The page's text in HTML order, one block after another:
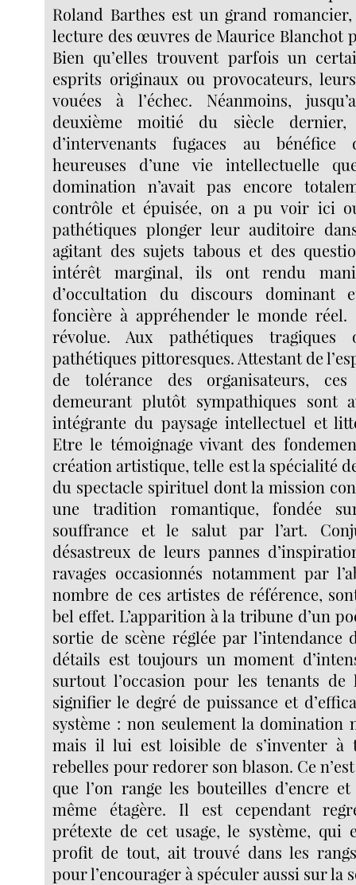
Roland Barthes est un grand
lecture des œuvres de Maurice Blanchot
Bien qu’elles trouvent parfois un
esprits originaux ou provocateurs,
vouées à l’échec. Néanmoins,
deuxième moitié du siècle
d’intervenants fugaces au bénéfice
heureuses d’une vie intellectuelle
domination n’avait pas encore
contrôle et épuisée, on a pu voir ici
pathétiques plonger leur auditoire
agitant des sujets tabous et des
intérêt marginal, ils ont rendu
d’occultation du discours dominant
foncière à appréhender le monde réel.
révolue. Aux pathétiques tragiques
pathétiques pittoresques. Attestant de
de tolérance des organisateurs, ces
demeurant plutôt sympathiques sont
intégrante du paysage intellectuel et
Etre le témoignage vivant des
création artistique, telle est la spécialité
du spectacle spirituel dont la mission
une tradition romantique, fondée
souffrance et le salut par l’art.
désastreux de leurs pannes
ravages occasionnés notamment par
nombre de ces artistes de référence,
bel effet. L’apparition à la tribune d’un
sortie de scène réglée par l’intendance
détails est toujours un moment
surtout l’occasion pour les tenants
signifier le degré de puissance et
système : non seulement la domination
mais il lui est loisible de s’inventer à
rebelles pour redorer son blason. Ce
que l’on range les bouteilles d’encre
même étagère. Il est cependant
prétexte de cet usage, le système,
profit de tout, ait trouvé dans les
pour l’encourager à spéculer aussi sur la